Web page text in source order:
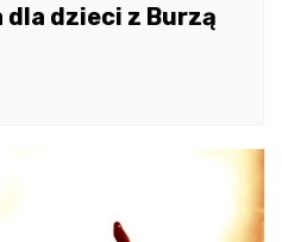
dzieci z Burzą